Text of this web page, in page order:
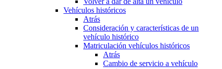
Vehículos históricos
Atrás
Consideración y características de un
vehículo histórico
Matriculación vehículos históricos
Atrás
Cambio de servicio a vehículo